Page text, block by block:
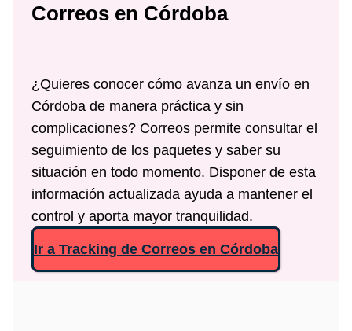
Correos en Córdoba
¿Quieres conocer cómo avanza un envío en
Córdoba de manera práctica y sin
complicaciones? Correos permite consultar el
seguimiento de los paquetes y saber su
situación en todo momento. Disponer de esta
información actualizada ayuda a mantener el
control y aporta mayor tranquilidad.
Ir a Tracking de Correos en Córdoba